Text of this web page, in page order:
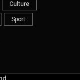
Culture
Sport